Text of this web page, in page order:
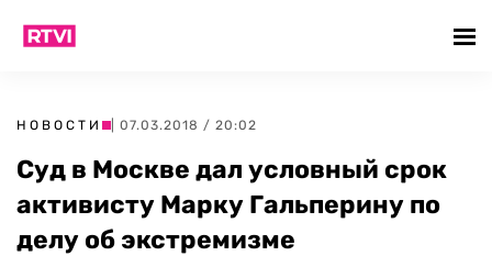
НОВОСТИ | 07.03.2018 / 20:02
Суд в Москве дал условный срок
активисту Марку Гальперину по
делу об экстремизме